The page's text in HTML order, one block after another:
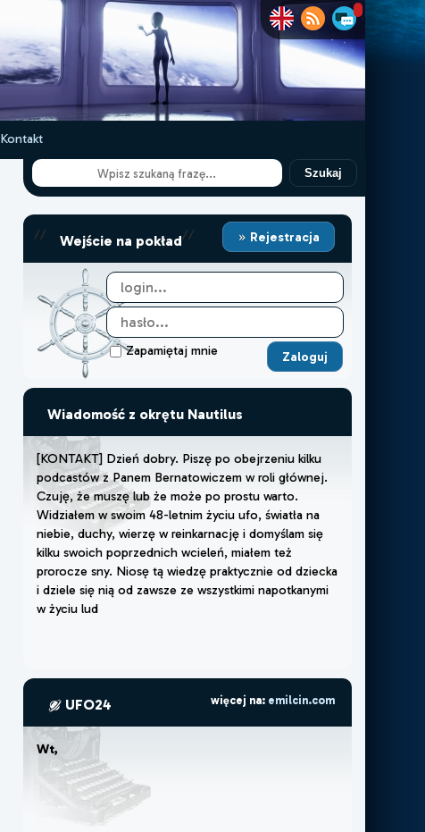
Kontakt
Szukaj
// Wejście na pokład// Rejestracja
Zapamiętaj mnie
Wiadomość z okrętu Nautilus
[KONTAKT] Dzień dobry. Piszę po obejrzeniu kilku
podcastów z Panem Bernatowiczem w roli głównej.
Czuję, że muszę lub że może po prostu warto.
Widziałem w swoim 48-letnim życiu ufo, światła na
niebie, duchy, wierzę w reinkarnację i domyślam się
kilku swoich poprzednich wcieleń, miałem też
prorocze sny. Niosę tą wiedzę praktycznie od dziecka
i dziele się nią od zawsze ze wszystkimi napotkanymi
w życiu ludź
UFO24 więcej na: emilcin.com
Wt, 12 maj 2026 11:26